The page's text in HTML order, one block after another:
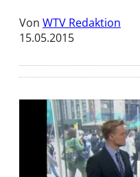
Von WTV Redaktion
15.05.2015
Mit der
Daten an